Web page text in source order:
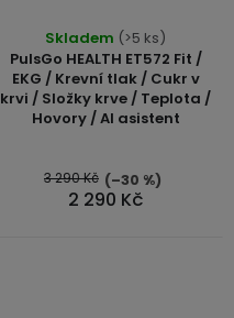
PulsGo HEALTH ET572 Fit /
EKG / Krevní tlak / Cukr v
krvi / Složky krve / Teplota /
Hovory / AI asistent
Skladem (>5 ks)
2 290 Kč
3 290 Kč (–30 %)